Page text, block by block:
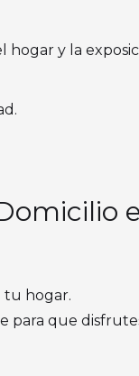
hogar y la
tu hogar.
para que